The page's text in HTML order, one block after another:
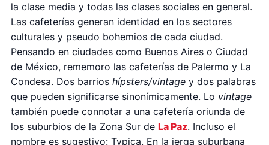
la clase media y todas las clases sociales en general.
Las cafeterías generan identidad en los sectores
culturales y pseudo bohemios de cada ciudad.
Pensando en ciudades como Buenos Aires o Ciudad
de México, rememoro las cafeterías de Palermo y La
Condesa. Dos barrios hípsters/vintage y dos palabras
que pueden significarse sinonímicamente. Lo vintage
también puede connotar a una cafetería oriunda de
los suburbios de la Zona Sur de La Paz. Incluso el
nombre es sugestivo: Typica. En la jerga suburbana